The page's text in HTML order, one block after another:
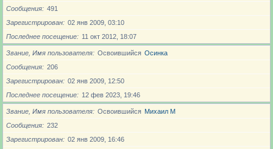
Сообщения
491
Зарегистрирован
02 янв 2009, 03:10
Последнее посещение
11 окт 2012, 18:07
Звание, Имя пользователя Освоившийся Осинка
Сообщения
206
Зарегистрирован
02 янв 2009, 12:50
Последнее посещение
12 фев 2023, 19:46
Звание, Имя пользователя Освоившийся Михаил М
Сообщения
232
Зарегистрирован
02 янв 2009, 16:46